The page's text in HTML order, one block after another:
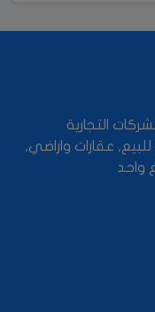
التجارية
عقارات واراضي,